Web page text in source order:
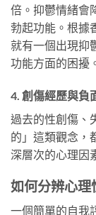
倍。抑鬱情緒會
勃起功能。根據
就有一個出現抑
功能方面的困擾
4. 創傷經歷與負
過去的性創傷、
的」這類觀念，
深層次的心理因
如何分辨心理
一個簡單的自我